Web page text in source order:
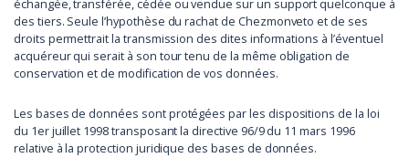
échangée, transférée, cédée ou vendue sur un support quelconque à
des tiers. Seule l’hypothèse du rachat de Chezmonveto et de ses
droits permettrait la transmission des dites informations à l’éventuel
acquéreur qui serait à son tour tenu de la même obligation de
conservation et de modification de vos données.
Les bases de données sont protégées par les dispositions de la loi
du 1er juillet 1998 transposant la directive 96/9 du 11 mars 1996
relative à la protection juridique des bases de données.